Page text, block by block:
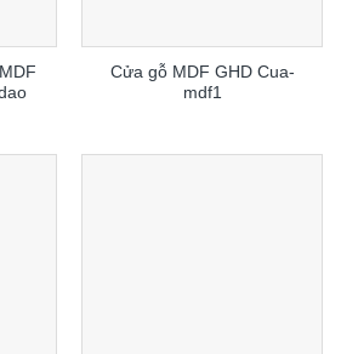
Cửa gỗ MDF GHD Cua-
mdf1